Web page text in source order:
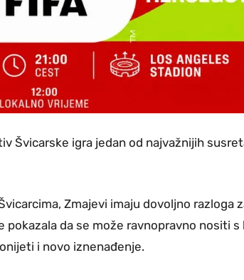
Švicarske igra jedan od najvažnijih
Zmajevi imaju dovoljno razloga
pokazala da se može ravnopravno nositi
i novo iznenađenje.